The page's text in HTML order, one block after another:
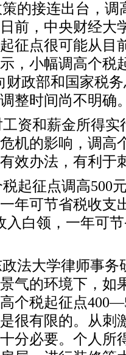
的接连出台，调
前，中央财经大
征点很可能从目
，小幅调高个税
财政部和国家税
整时间尚不明确
和薪金所得实
机的影响，调高
效办法，有利于
征点调高500
年可节省税收支
入白领，一年可
大学律师事务
气的环境下，如
个税起征点
很有限的。从刺
分必要。个人所